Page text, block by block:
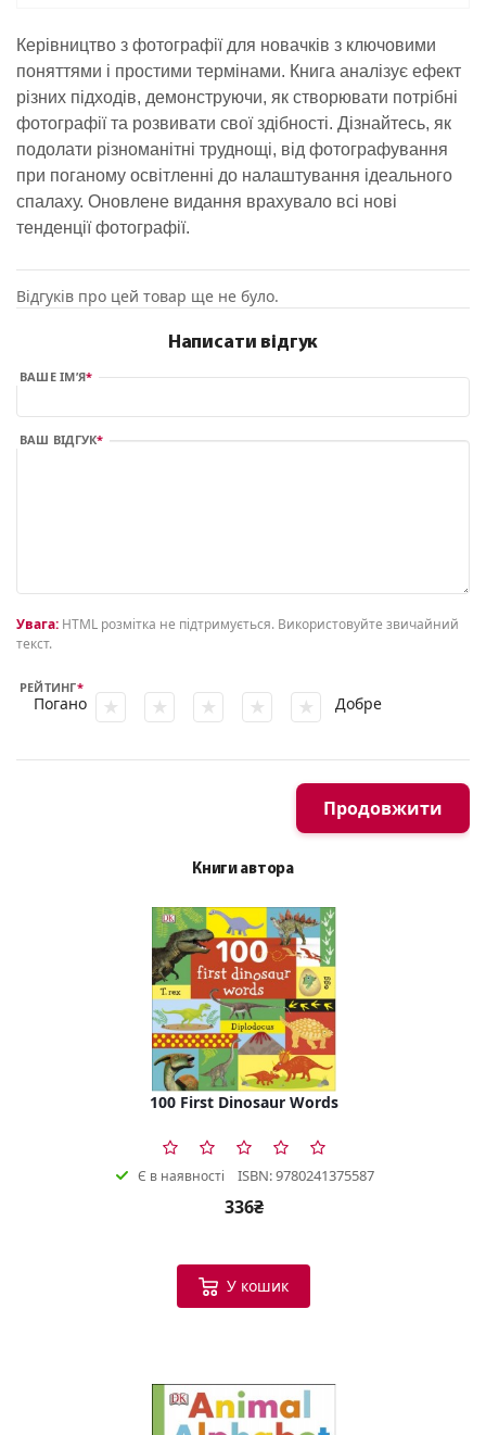
Керівництво з фотографії для новачків з ключовими
поняттями і простими термінами. Книга аналізує ефект
різних підходів, демонструючи, як створювати потрібні
фотографії та розвивати свої здібності. Дізнайтесь, як
подолати різноманітні труднощі, від фотографування
при поганому освітленні до налаштування ідеального
спалаху. Оновлене видання врахувало всі нові
тенденції фотографії.
Відгуків про цей товар ще не було.
Написати відгук
ВАШЕ ІМ’Я
ВАШ ВІДГУК
Увага: HTML розмітка не підтримується. Використовуйте звичайний
текст.
РЕЙТИНГ
Погано Добре
Продовжити
Книги автора
100 First Dinosaur Words
Є в наявності ISBN: 9780241375587
336₴
У кошик